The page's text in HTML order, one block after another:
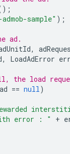
sample" );
ad.
,
, LoadAdError
the load
ad == null)
error : "
+